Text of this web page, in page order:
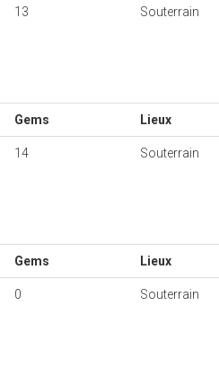
13 Souterrain
Gems Lieux
14 Souterrain
Gems Lieux
0 Souterrain